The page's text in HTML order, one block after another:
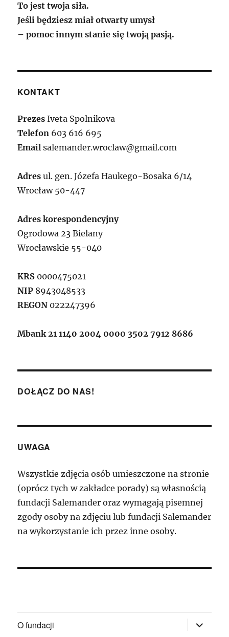
To jest twoja siła.
Jeśli będziesz miał otwarty umysł
– pomoc innym stanie się twoją pasją.
KONTAKT
Prezes Iveta Spolnikova
Telefon 603 616 695
Emailsalemander.wroclaw@gmail.com
Adres ul. gen. Józefa Haukego-Bosaka 6/14
Wrocław 50-447
Adres korespondencyjny
Ogrodowa 23 Bielany
Wrocławskie 55-040
KRS 0000475021
NIP 8943048533
REGON 022247396
Mbank 21 1140 2004 0000 3502 7912 8686
DOŁĄCZ DO NAS!
UWAGA
Wszystkie zdjęcia osób umieszczone na stronie
(oprócz tych w zakładce porady) są własnością
fundacji Salemander oraz wymagają pisemnej
zgody osoby na zdjęciu lub fundacji Salemander
na wykorzystanie ich przez inne osoby.
O fundacji rozwiń
menu